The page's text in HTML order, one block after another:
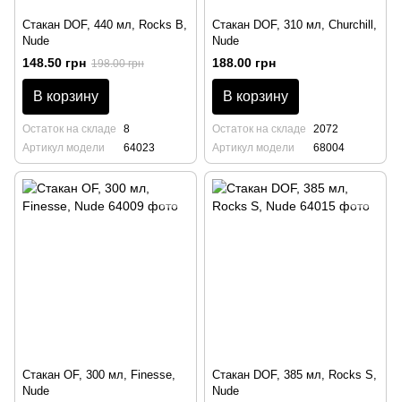
Стакан DOF, 440 мл, Rocks B,
Nude
148.50 грн 198.00 грн
В корзину
Остаток на складе
8
Артикул модели
64023
Стакан DOF, 310 мл, Churchill,
Nude
188.00 грн
В корзину
Остаток на складе
2072
Артикул модели
68004
Стакан OF, 300 мл, Finesse,
Nude
Стакан DOF, 385 мл, Rocks S,
Nude